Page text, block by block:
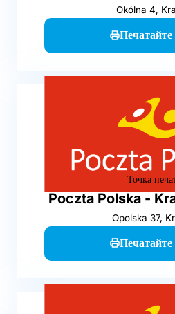
Okólna 4,
Печатайте
Точка
Poczta Polska -
Opolska 37,
Печатайте